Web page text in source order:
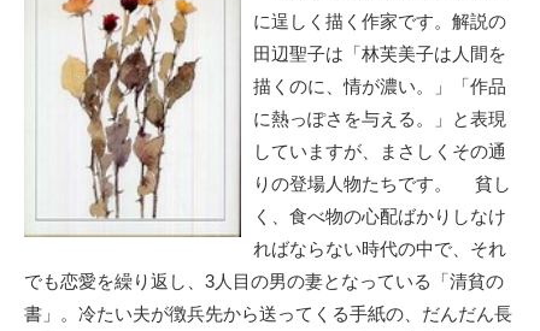
に逞しく描く作家です。解説の
田辺聖子は「林芙美子は人間を
描くのに、情が濃い。」「作品
に熱っぽさを与える。」と表現
していますが、まさしくその通
りの登場人物たちです。 貧し
く、食べ物の心配ばかりしなけ
ればならない時代の中で、それ
でも恋愛を繰り返し、3人目の男の妻となっている「清貧の
書」。冷たい夫が徴兵先から送ってくる手紙の、だんだん長